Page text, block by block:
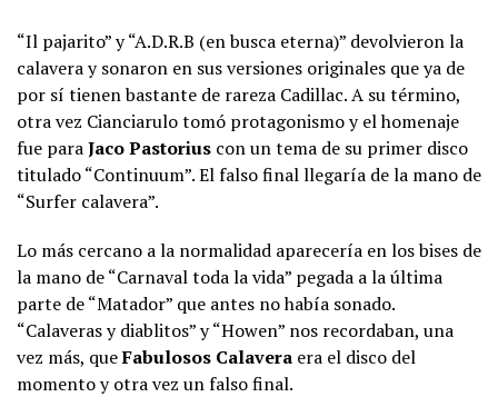
“Il pajarito” y “A.D.R.B (en busca eterna)” devolvieron la
calavera y sonaron en sus versiones originales que ya de
por sí tienen bastante de rareza Cadillac. A su término,
otra vez Cianciarulo tomó protagonismo y el homenaje
fue paraJaco Pastorius con un tema de su primer disco
titulado “Continuum”. El falso final llegaría de la mano de
“Surfer calavera”.
Lo más cercano a la normalidad aparecería en los bises de
la mano de “Carnaval toda la vida” pegada a la última
parte de “Matador” que antes no había sonado.
“Calaveras y diablitos” y “Howen” nos recordaban, una
vez más, queFabulosos Calavera era el disco del
momento y otra vez un falso final.